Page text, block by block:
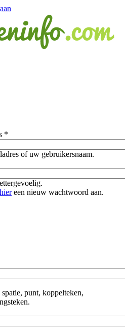
*
of uw gebruikersnaam.
hiereen nieuw wachtwoord aan.
punt, koppelteken,